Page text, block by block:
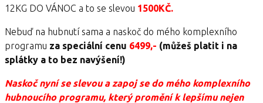
12KG DO VÁNOC a to se slevou 1500KČ.
Nebuď na hubnutí sama a naskoč do mého komplexního
programu za speciální cenu 6499,- (můžeš platit i na
splátky a to bez navýšení!)
Naskoč nyní se slevou a zapoj se do mého komplexního
hubnoucího programu, který promění k lepšímu nejen